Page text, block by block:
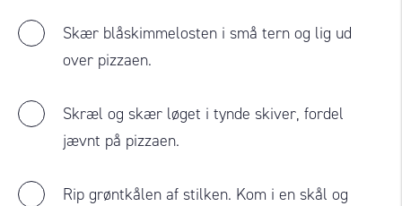
Skær blåskimmelosten i små tern og lig ud
over pizzaen.
Skræl og skær løget i tynde skiver, fordel
jævnt på pizzaen.
Rip grøntkålen af stilken. Kom i en skål og